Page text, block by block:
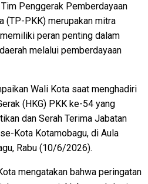
Penggerak Pemberdayaan
(TP-PKK) merupakan mitra
peran penting dalam
melalui pemberdayaan
Wali Kota saat menghadiri
(HKG) PKK ke-54 yang
dan Serah Terima Jabatan
Kota Kotamobagu, di Aula
Rabu (10/6/2026).
mengatakan bahwa peringatan